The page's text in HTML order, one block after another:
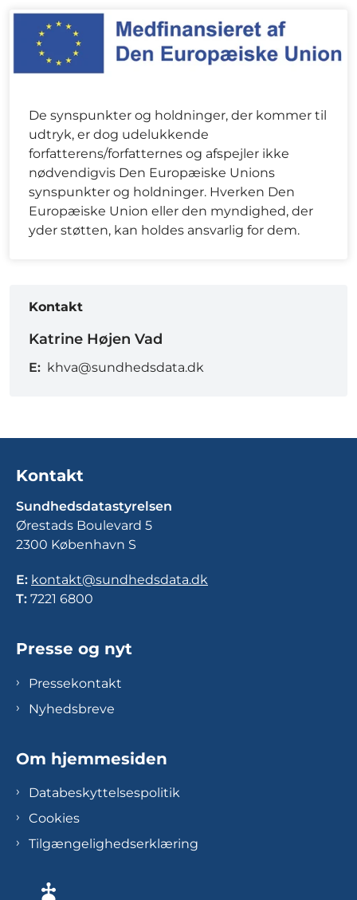
De synspunkter og holdninger, der kommer til
udtryk, er dog udelukkende
forfatterens/forfatternes og afspejler ikke
nødvendigvis Den Europæiske Unions
synspunkter og holdninger. Hverken Den
Europæiske Union eller den myndighed, der
yder støtten, kan holdes ansvarlig for dem.
Kontakt
Katrine Højen Vad
E: khva@sundhedsdata.dk
Kontakt
Sundhedsdatastyrelsen
Ørestads Boulevard 5
2300 København S
E: kontakt@sundhedsdata.dk
T: 7221 6800
Presse og nyt
Pressekontakt
Nyhedsbreve
Om hjemmesiden
Databeskyttelsespolitik
Cookies
Tilgængelighedserklæring